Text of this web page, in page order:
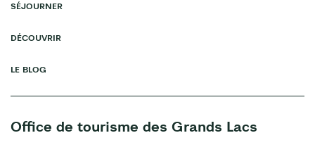
SÉJOURNER
DÉCOUVRIR
LE BLOG
Office de tourisme des Grands Lacs